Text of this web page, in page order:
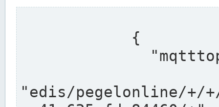
"edis/pegelonline/+/